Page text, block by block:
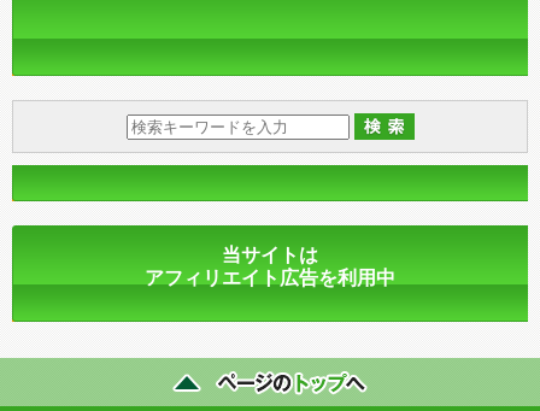
当サイトは
アフィリエイト広告を利用中